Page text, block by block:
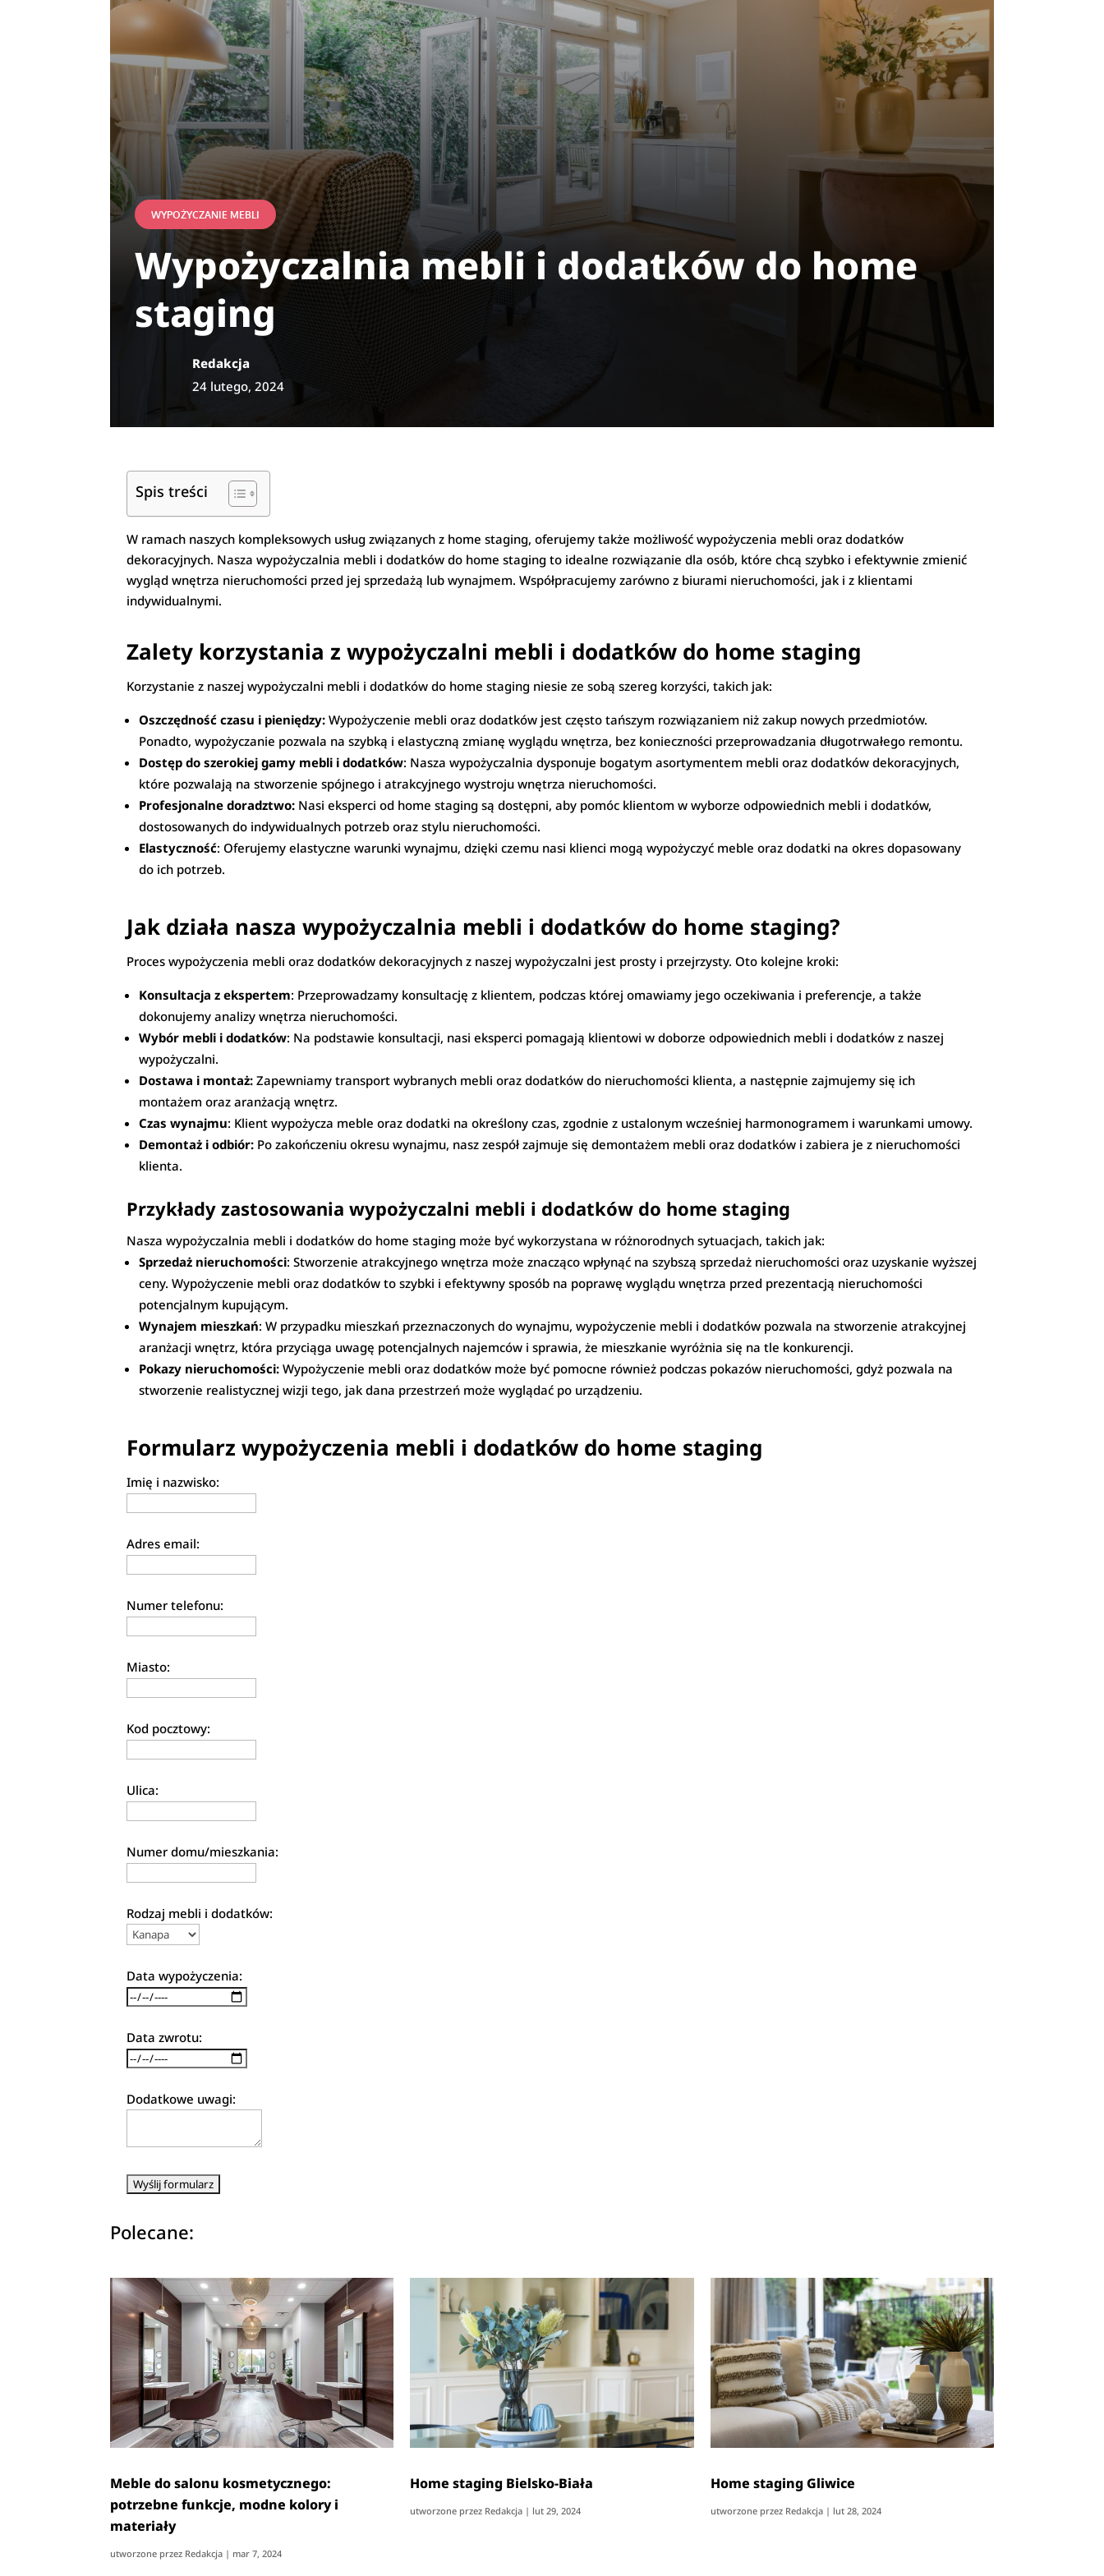
WYPOŻYCZANIE MEBLI
Wypożyczalnia mebli i dodatków do home
staging
Redakcja
24 lutego, 2024
Spis treści
W ramach naszych kompleksowych usług związanych z home staging, oferujemy także możliwość wypożyczenia mebli oraz dodatków
dekoracyjnych. Nasza wypożyczalnia mebli i dodatków do home staging to idealne rozwiązanie dla osób, które chcą szybko i efektywnie zmienić
wygląd wnętrza nieruchomości przed jej sprzedażą lub wynajmem. Współpracujemy zarówno z biurami nieruchomości, jak i z klientami
indywidualnymi.
Zalety korzystania z wypożyczalni mebli i dodatków do home staging
Korzystanie z naszej wypożyczalni mebli i dodatków do home staging niesie ze sobą szereg korzyści, takich jak:
Oszczędność czasu i pieniędzy:Wypożyczenie mebli oraz dodatków jest często tańszym rozwiązaniem niż zakup nowych przedmiotów.
Ponadto, wypożyczanie pozwala na szybką i elastyczną zmianę wyglądu wnętrza, bez konieczności przeprowadzania długotrwałego remontu.
Dostęp do szerokiej gamy mebli i dodatków: Nasza wypożyczalnia dysponuje bogatym asortymentem mebli oraz dodatków dekoracyjnych,
które pozwalają na stworzenie spójnego i atrakcyjnego wystroju wnętrza nieruchomości.
Profesjonalne doradztwo: Nasi eksperci od home staging są dostępni, aby pomóc klientom w wyborze odpowiednich mebli i dodatków,
dostosowanych do indywidualnych potrzeb oraz stylu nieruchomości.
Elastyczność: Oferujemy elastyczne warunki wynajmu, dzięki czemu nasi klienci mogą wypożyczyć meble oraz dodatki na okres dopasowany
do ich potrzeb.
Jak działa nasza wypożyczalnia mebli i dodatków do home staging?
Proces wypożyczenia mebli oraz dodatków dekoracyjnych z naszej wypożyczalni jest prosty i przejrzysty. Oto kolejne kroki:
Konsultacja z ekspertem: Przeprowadzamy konsultację z klientem, podczas której omawiamy jego oczekiwania i preferencje, a także
dokonujemy analizy wnętrza nieruchomości.
Wybór mebli i dodatków: Na podstawie konsultacji, nasi eksperci pomagają klientowi w doborze odpowiednich mebli i dodatków z naszej
wypożyczalni.
Dostawa i montaż: Zapewniamy transport wybranych mebli oraz dodatków do nieruchomości klienta, a następnie zajmujemy się ich
montażem oraz aranżacją wnętrz.
Czas wynajmu: Klient wypożycza meble oraz dodatki na określony czas, zgodnie z ustalonym wcześniej harmonogramem i warunkami umowy.
Demontaż i odbiór: Po zakończeniu okresu wynajmu, nasz zespół zajmuje się demontażem mebli oraz dodatków i zabiera je z nieruchomości
klienta.
Przykłady zastosowania wypożyczalni mebli i dodatków do home staging
Nasza wypożyczalnia mebli i dodatków do home staging może być wykorzystana w różnorodnych sytuacjach, takich jak:
Sprzedaż nieruchomości: Stworzenie atrakcyjnego wnętrza może znacząco wpłynąć na szybszą sprzedaż nieruchomości oraz uzyskanie wyższej
ceny. Wypożyczenie mebli oraz dodatków to szybki i efektywny sposób na poprawę wyglądu wnętrza przed prezentacją nieruchomości
potencjalnym kupującym.
Wynajem mieszkań: W przypadku mieszkań przeznaczonych do wynajmu, wypożyczenie mebli i dodatków pozwala na stworzenie atrakcyjnej
aranżacji wnętrz, która przyciąga uwagę potencjalnych najemców i sprawia, że mieszkanie wyróżnia się na tle konkurencji.
Pokazy nieruchomości: Wypożyczenie mebli oraz dodatków może być pomocne również podczas pokazów nieruchomości, gdyż pozwala na
stworzenie realistycznej wizji tego, jak dana przestrzeń może wyglądać po urządzeniu.
Formularz wypożyczenia mebli i dodatków do home staging
Imię i nazwisko:
Adres email:
Numer telefonu:
Miasto:
Kod pocztowy:
Ulica:
Numer domu/mieszkania:
Rodzaj mebli i dodatków:
Data wypożyczenia:
Data zwrotu:
Dodatkowe uwagi:
Polecane:
Meble do salonu kosmetycznego:
potrzebne funkcje, modne kolory i
materiały
utworzone przez Redakcja | mar 7, 2024
Home staging Bielsko-Biała
utworzone przez Redakcja | lut 29, 2024
Home staging Gliwice
utworzone przez Redakcja| lut 28, 2024